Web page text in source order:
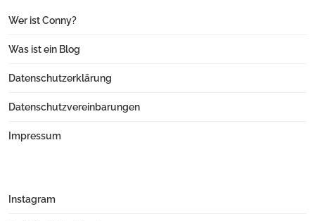
Wer ist Conny?
Was ist ein Blog
Datenschutzerklärung
Datenschutzvereinbarungen
Impressum
Instagram